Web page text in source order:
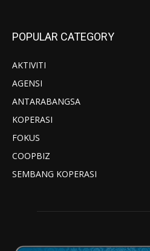
POPULAR CATEGORY
AKTIVITI
AGENSI
ANTARABANGSA
KOPERASI
FOKUS
COOPBIZ
SEMBANG KOPERASI